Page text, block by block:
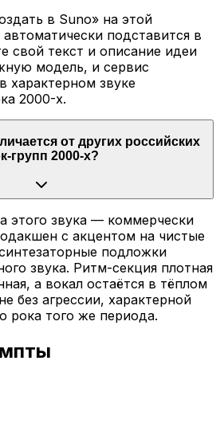
в Suno» на этой
подставится в
свой текст и описание идеи
модель, и сервис
характерном звуке
2000-х.
от других российских
групп 2000-х?
этого звука — коммерчески
с акцентом на чистые
подложки
звука. Ритм-секция плотная
а вокал остаётся в тёплом
без агрессии, характерной
рока того же периода.